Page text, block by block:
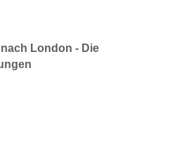
London - Die